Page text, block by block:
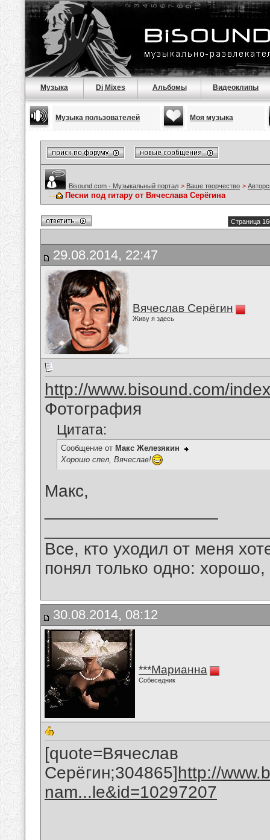
Музыка Dj Mixes Альбомы Видеоклипы
Музыка пользователей Моя музыка
Bisound.com - Музыкальный портал > Ваше творчество >
Песни под гитару от Вячеслава Серёгина
Страница
29.08.2014, 22:47
Вячеслав Серёгин
Живу я здесь
http://www.bisound.com/
Фотография
Цитата:
Сообщение от Макс Железякин
Хорошо спел, Вячеслав!
Макс,
Все, кто уходил от меня
понял только одно:
30.08.2014, 08:12
***Марианна
Собеседник
[quote=Вячеслав
Серёгин;304865]http://
nam...le&id=10297207